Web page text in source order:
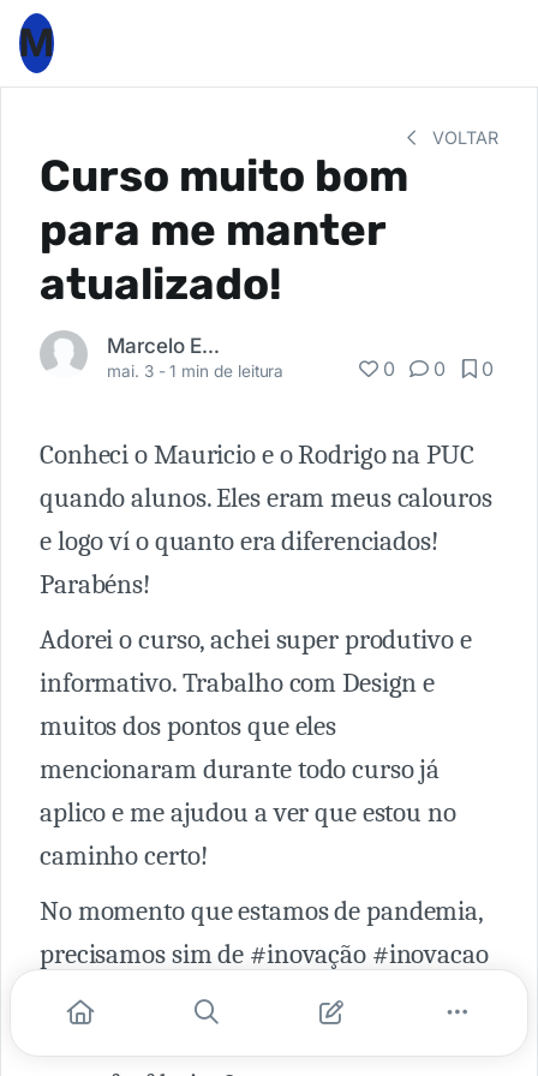
M
VOLTAR
Curso muito bom
para me manter
atualizado!
Marcelo Edmundo
mai. 3 -1 min de leitura 0 0 0
Conheci o Mauricio e o Rodrigo na PUC
quando alunos. Eles eram meus calouros
e logo ví o quanto era diferenciados!
Parabéns!
Adorei o curso, achei super produtivo e
informativo. Trabalho com Design e
muitos dos pontos que eles
mencionaram durante todo curso já
aplico e me ajudou a ver que estou no
caminho certo!
No momento que estamos de pandemia,
precisamos sim de #inovação #inovacao
e porque não com um curso super